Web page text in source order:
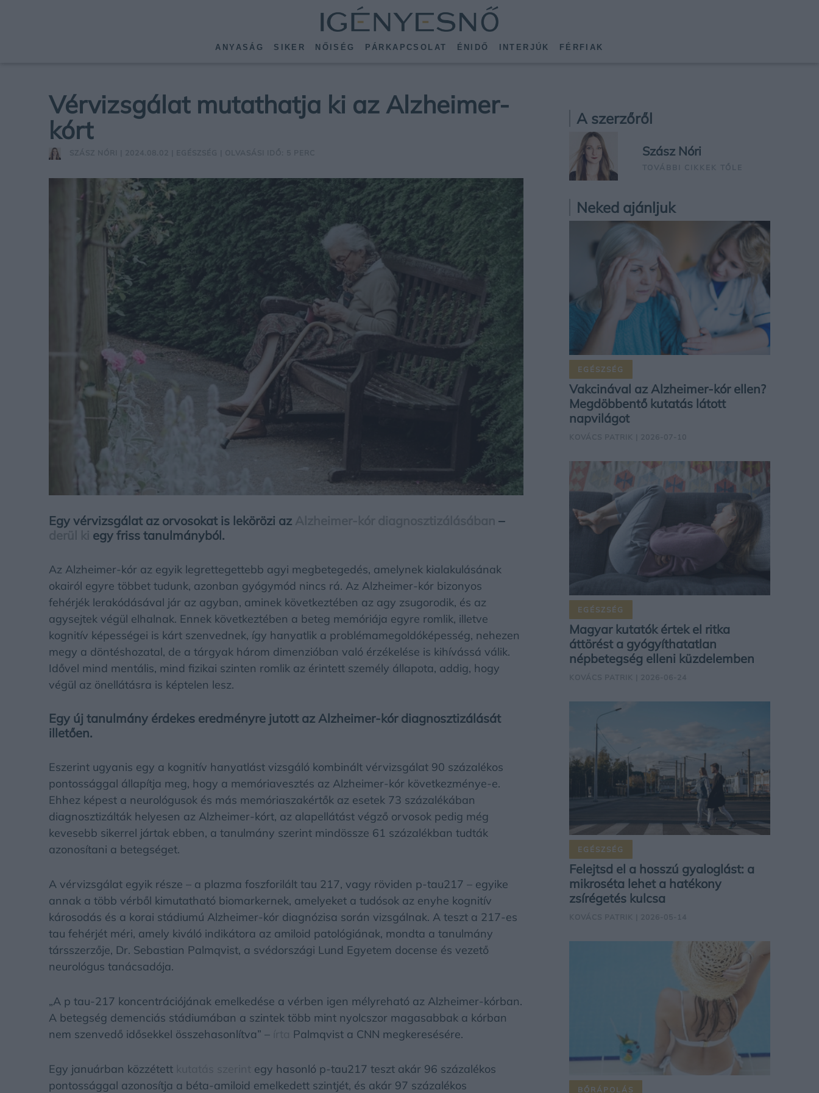
ANYASÁG SIKER NŐISÉG PÁRKAPCSOLAT ÉNIDŐ INTERJÚK FÉRFIAK
Vérvizsgálat mutathatja ki az Alzheimer-
kórt
Egy vérvizsgálat az orvosokat is lekörözi az
–
egy friss tanulmányból.
Az Alzheimer-kór az egyik legrettegettebb agyi megbetegedés, amelynek kialakulásának
okairól egyre többet tudunk, azonban gyógymód nincs rá. Az Alzheimer-kór bizonyos
fehérjék lerakódásával jár az agyban, aminek következtében az agy zsugorodik, és az
agysejtek végül elhalnak. Ennek következtében a beteg memóriája egyre romlik, illetve
kognitív képességei is kárt szenvednek, így hanyatlik a problémamegoldóképesség, nehezen
megy a döntéshozatal, de a tárgyak három dimenzióban való érzékelése is kihívássá válik.
Idővel mind mentális, mind fizikai szinten romlik az érintett személy állapota, addig, hogy
végül az önellátásra is képtelen lesz.
Egy új tanulmány érdekes eredményre jutott az Alzheimer-kór diagnosztizálását
illetően.
Eszerint ugyanis egy a kognitív hanyatlást vizsgáló kombinált vérvizsgálat 90 százalékos
pontossággal állapítja meg, hogy a memóriavesztés az Alzheimer-kór következménye-e.
Ehhez képest a neurológusok és más memóriaszakértők az esetek 73 százalékában
diagnosztizálták helyesen az Alzheimer-kórt, az alapellátást végző orvosok pedig még
kevesebb sikerrel jártak ebben, a tanulmány szerint mindössze 61 százalékban tudták
azonosítani a betegséget.
A vérvizsgálat egyik része – a plazma foszforilált tau 217, vagy röviden p-tau217 – egyike
annak a több vérből kimutatható biomarkernek, amelyeket a tudósok az enyhe kognitív
károsodás és a korai stádiumú Alzheimer-kór diagnózisa során vizsgálnak. A teszt a 217-es
tau fehérjét méri, amely kiváló indikátora az amiloid patológiának, mondta a tanulmány
társszerzője, Dr. Sebastian Palmqvist, a svédországi Lund Egyetem docense és vezető
neurológus tanácsadója.
„A p tau-217 koncentrációjának emelkedése a vérben igen mélyreható az Alzheimer-kórban.
A betegség demenciás stádiumában a szintek több mint nyolcszor magasabbak a kórban
nem szenvedő idősekkel összehasonlítva” –
Palmqvist a CNN megkeresésére.
Egy januárban közzétett
egy hasonló p-tau217 teszt akár 96 százalékos
pontossággal azonosítja a béta-amiloid emelkedett szintjét, és akár 97 százalékos
A szerzőről
Szász Nóri
TOVÁBBI CIKKEK TŐLE
Neked ajánljuk
EGÉSZSÉG
Vakcinával az Alzheimer-kór ellen?
Megdöbbentő kutatás látott
napvilágot
EGÉSZSÉG
Magyar kutatók értek el ritka
áttörést a gyógyíthatatlan
népbetegség elleni küzdelemben
EGÉSZSÉG
Felejtsd el a hosszú gyaloglást: a
mikroséta lehet a hatékony
zsírégetés kulcsa
BŐRÁPOLÁS